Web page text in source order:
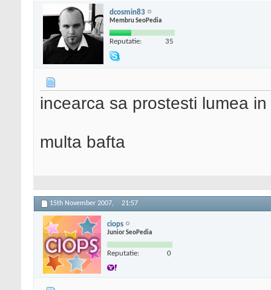
dcosmin83
Membru SeoPedia
Reputatie: 35
incearca sa prostesti lumea
multa bafta
15th November 2007, 21:57
ciops
Junior SeoPedia
Reputatie: 0